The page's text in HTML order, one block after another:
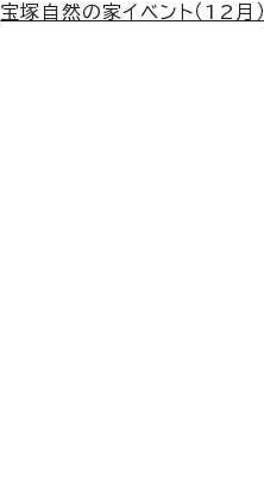
宝塚自然の家イベント（12月）